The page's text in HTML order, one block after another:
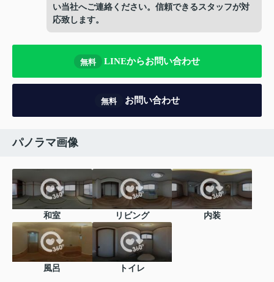
い当社へご連絡ください。信頼できるスタッフが対
応致します。
無料 LINEからお問い合わせ
無料 お問い合わせ
パノラマ画像
和室 リビング 内装
風呂 トイレ